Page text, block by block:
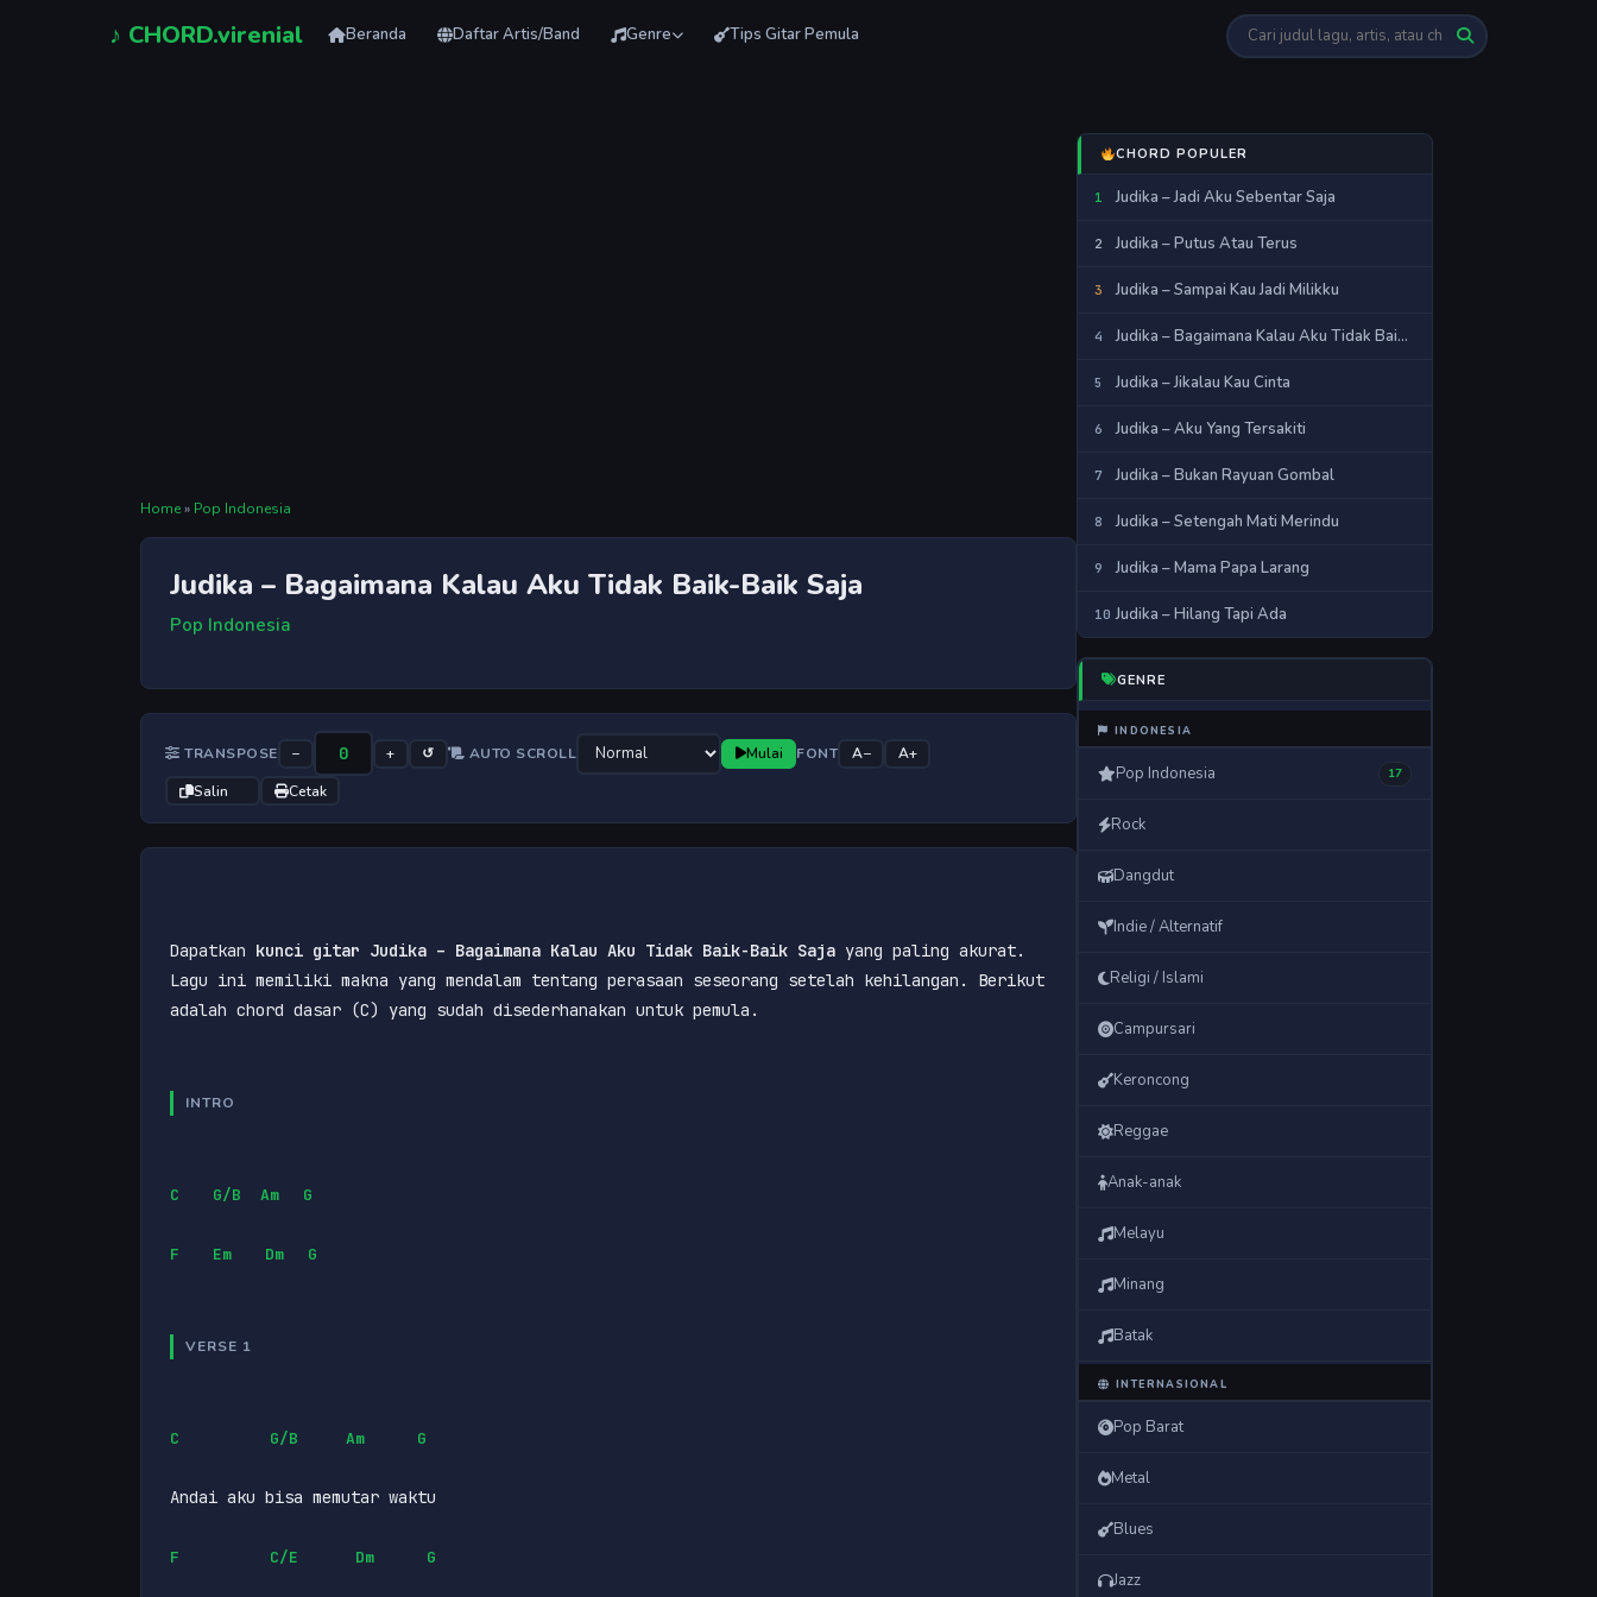
♪ CHORD.virenial Beranda Daftar Artis/Band Genre Tips Gitar Pemula Cari lagu atau chord
Home» Pop Indonesia
Judika – Bagaimana Kalau Aku Tidak Baik-Baik Saja
Pop Indonesia
TRANSPOSE − 0 + ↺ AUTO SCROLL
Kecepatan scroll
Mulai FONT A−
A+
Salin
Cetak
Dapatkan kunci gitar Judika – Bagaimana Kalau Aku Tidak Baik-Baik Saja yang paling akurat.
Lagu ini memiliki makna yang mendalam tentang perasaan seseorang setelah kehilangan. Berikut
adalah chord dasar (C) yang sudah disederhanakan untuk pemula.
INTRO
C G/B Am G
F Em Dm G
VERSE 1
C G/B Am G
Andai aku bisa memutar waktu
F C/E Dm G
CHORD POPULER
Judika – Jadi Aku Sebentar Saja
Judika – Putus Atau Terus
Judika – Sampai Kau Jadi Milikku
Judika – Bagaimana Kalau Aku Tidak Baik-Baik Saja
Judika – Jikalau Kau Cinta
Judika – Aku Yang Tersakiti
Judika – Bukan Rayuan Gombal
Judika – Setengah Mati Merindu
Judika – Mama Papa Larang
Judika – Hilang Tapi Ada
GENRE
INDONESIA
Pop Indonesia 17
Rock
Dangdut
Indie / Alternatif
Religi / Islami
Campursari
Keroncong
Reggae
Anak-anak
Melayu
Minang
Batak
INTERNASIONAL
Pop Barat
Metal
Blues
Jazz